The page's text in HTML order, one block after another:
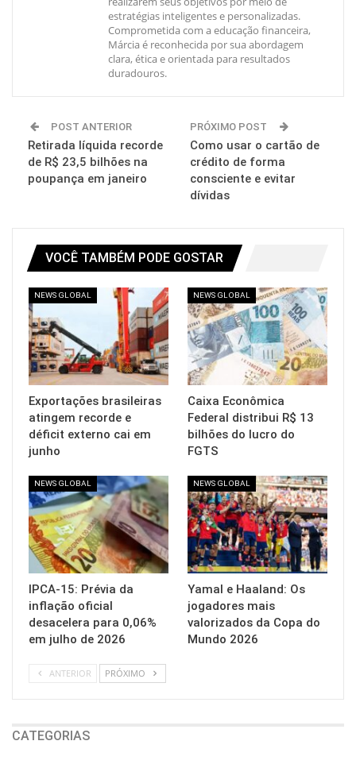
estratégias inteligentes e personalizadas.
Comprometida com a educação financeira,
Márcia é reconhecida por sua abordagem
clara, ética e orientada para resultados
duradouros.
POST ANTERIOR
Retirada líquida recorde
de R$ 23,5 bilhões na
poupança em janeiro
PRÓXIMO POST
Como usar o cartão de
crédito de forma
consciente e evitar
dívidas
VOCÊ TAMBÉM PODE GOSTAR
NEWS GLOBAL
Exportações brasileiras
atingem recorde e
déficit externo cai em
junho
NEWS GLOBAL
Caixa Econômica
Federal distribui R$ 13
bilhões do lucro do
FGTS
NEWS GLOBAL
IPCA-15: Prévia da
inflação oficial
desacelera para 0,06%
em julho de 2026
NEWS GLOBAL
Yamal e Haaland: Os
jogadores mais
valorizados da Copa do
Mundo 2026
ANTERIOR PRÓXIMO
CATEGORIAS